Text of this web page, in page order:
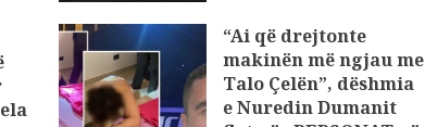
“Ai që drejtonte
makinën më ngjau me
Talo Çelën”, dëshmia
e Nuredin Dumanit